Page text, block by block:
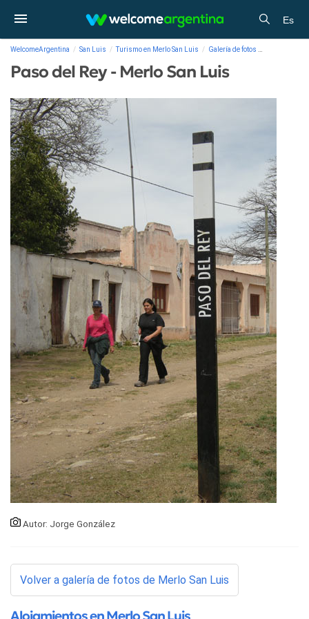
Es
WelcomeArgentina San Luis Turismo en Merlo San Luis Galería de fotos
Paso del Rey - Merlo San Luis
Autor: Jorge González
Volver a galería de fotos de Merlo San Luis
Alojamientos en Merlo San Luis